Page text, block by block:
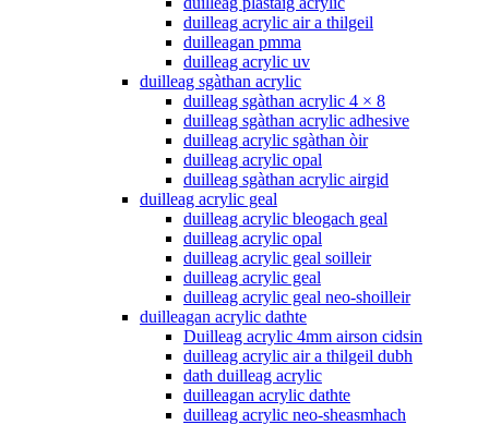
duilleag acrylic air a thilgeil
duilleagan pmma
duilleag acrylic uv
duilleag sgàthan acrylic
duilleag sgàthan acrylic 4 × 8
duilleag sgàthan acrylic adhesive
duilleag acrylic sgàthan òir
duilleag acrylic opal
duilleag sgàthan acrylic airgid
duilleag acrylic geal
duilleag acrylic bleogach geal
duilleag acrylic opal
duilleag acrylic geal soilleir
duilleag acrylic geal
duilleag acrylic geal neo-shoilleir
duilleagan acrylic dathte
Duilleag acrylic 4mm airson cidsin
duilleag acrylic air a thilgeil dubh
dath duilleag acrylic
duilleagan acrylic dathte
duilleag acrylic neo-sheasmhach